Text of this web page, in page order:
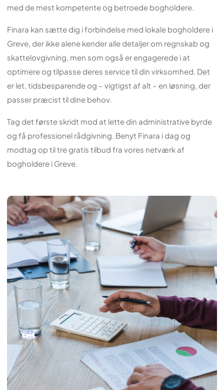
med de mest kompetente og betroede bogholdere.
Finara kan sætte dig i forbindelse med lokale bogholdere i
Greve, der ikke alene kender alle detaljer om regnskab og
skattelovgivning, men som også er engagerede i at
optimere og tilpasse deres service til din virksomhed. Det
er let, tidsbesparende og – vigtigst af alt – en løsning, der
passer præcist til dine behov.
Tag det første skridt mod at lette din administrative byrde
og få professionel rådgivning. Benyt Finara i dag og
modtag op til tre gratis tilbud fra vores netværk af
bogholdere i Greve.